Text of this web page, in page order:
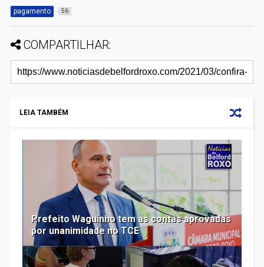
pagamento 56
COMPARTILHAR:
LEIA TAMBÉM
Prefeito Waguinho tem as contas aprovadas
por unanimidade no TCE